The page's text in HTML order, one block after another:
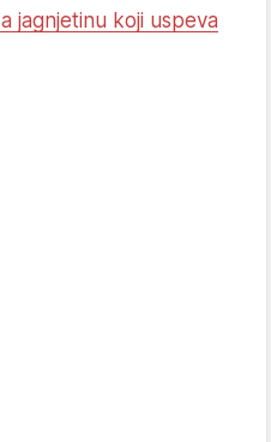
jagnjetinu koji uspeva